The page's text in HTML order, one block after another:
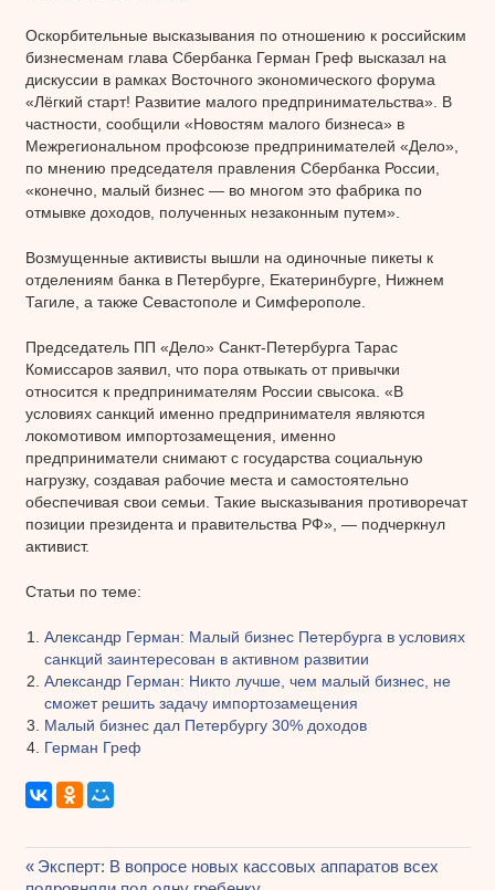
Оскорбительные высказывания по отношению к российским
бизнесменам глава Сбербанка Герман Греф высказал на
дискуссии в рамках Восточного экономического форума
«Лёгкий старт! Развитие малого предпринимательства». В
частности, сообщили «Новостям малого бизнеса» в
Межрегиональном профсоюзе предпринимателей «Дело»,
по мнению председателя правления Сбербанка России,
«конечно, малый бизнес — во многом это фабрика по
отмывке доходов, полученных незаконным путем».
Возмущенные активисты вышли на одиночные пикеты к
отделениям банка в Петербурге, Екатеринбурге, Нижнем
Тагиле, а также Севастополе и Симферополе.
Председатель ПП «Дело» Санкт-Петербурга Тарас
Комиссаров заявил, что пора отвыкать от привычки
относится к предпринимателям России свысока. «В
условиях санкций именно предпринимателя являются
локомотивом импортозамещения, именно
предприниматели снимают с государства социальную
нагрузку, создавая рабочие места и самостоятельно
обеспечивая свои семьи. Такие высказывания противоречат
позиции президента и правительства РФ», — подчеркнул
активист.
Статьи по теме:
Александр Герман: Малый бизнес Петербурга в условиях
санкций заинтересован в активном развитии
Александр Герман: Никто лучше, чем малый бизнес, не
сможет решить задачу импортозамещения
Малый бизнес дал Петербургу 30% доходов
Герман Греф
Предыдущая
Эксперт: В вопросе новых кассовых аппаратов всех